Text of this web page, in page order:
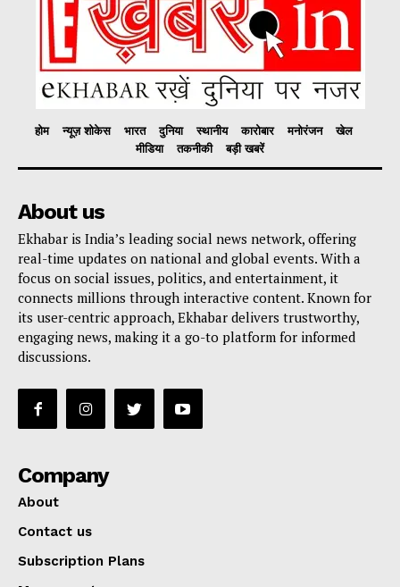
होम न्यूज़ शोकेस भारत दुनिया स्थानीय कारोबार मनोरंजन
खेल
मीडिया
तकनीकी बड़ी खबरें
About us
Ekhabar is India’s leading social news network, offering
real-time updates on national and global events. With a
focus on social issues, politics, and entertainment, it
connects millions through interactive content. Known for
its user-centric approach, Ekhabar delivers trustworthy,
engaging news, making it a go-to platform for informed
discussions.
Company
About
Contact us
Subscription Plans